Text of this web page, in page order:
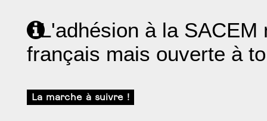
L'adhésion à la SACEM
français mais ouverte à
La marche à suivre !